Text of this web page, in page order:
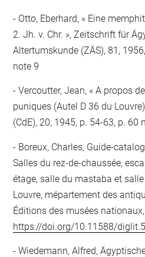
Otto, Eberhard, « Eine
2. Jh. v. Chr. », Zeitschrift für
Altertumskunde (ZÄS), 81,
note 9
Vercoutter, Jean, « A propos
puniques (Autel D 36 du
(CdE), 20, 1945, p. 54-63, p. 60
Boreux, Charles, Guide-
Salles du rez-de-chaussée,
étage, salle du mastaba et
Louvre, mépartement des
Éditions des musées
https://doi.org/10.11588/
Wiedemann, Alfred,